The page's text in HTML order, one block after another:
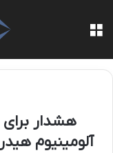
هشدار
آلومینیوم